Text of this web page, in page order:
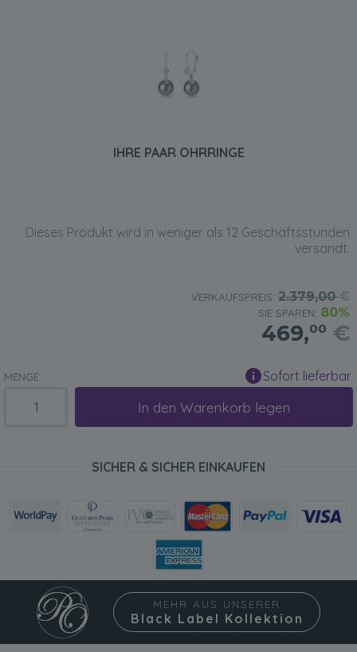
IHRE PAAR OHRRINGE
Dieses Produkt wird in weniger als 12 Geschäftsstunden
versandt.
VERKAUFSPREIS: 2.379,00€
SIE SPAREN: 80%
469,00 €
MENGE: Sofort lieferbar
In den Warenkorb legen
SICHER & SICHER EINKAUFEN
MEHR AUS UNSERER
Black Label Kollektion